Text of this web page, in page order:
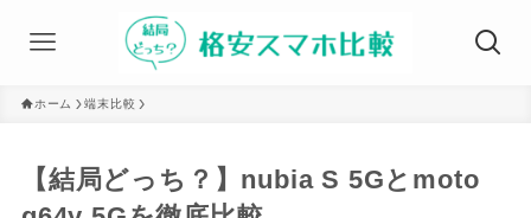
ホーム 端末比較
【結局どっち？】nubia S 5Gとmoto